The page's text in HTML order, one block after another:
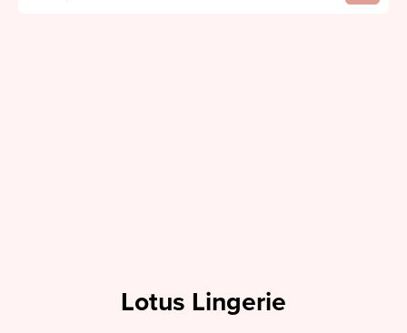
Lotus Lingerie